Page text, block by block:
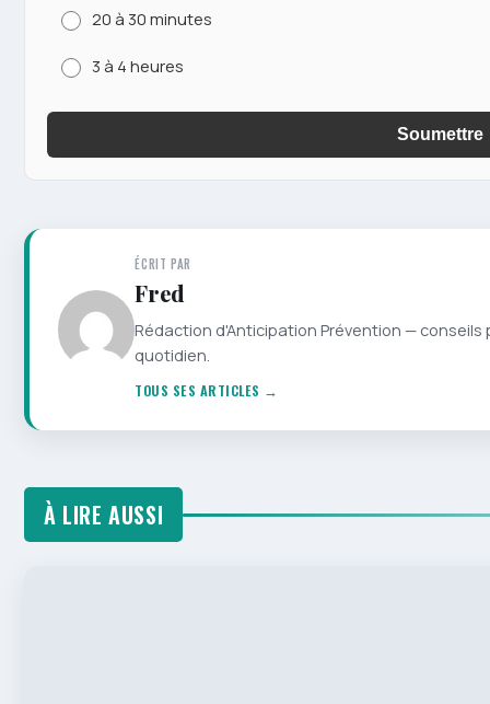
20 à 30 minutes
3 à 4 heures
Soumettre
ÉCRIT PAR
Fred
Rédaction d'Anticipation Prévention —
quotidien.
TOUS SES ARTICLES →
À LIRE AUSSI